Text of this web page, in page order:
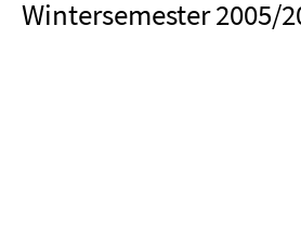
Wintersemester 2005/